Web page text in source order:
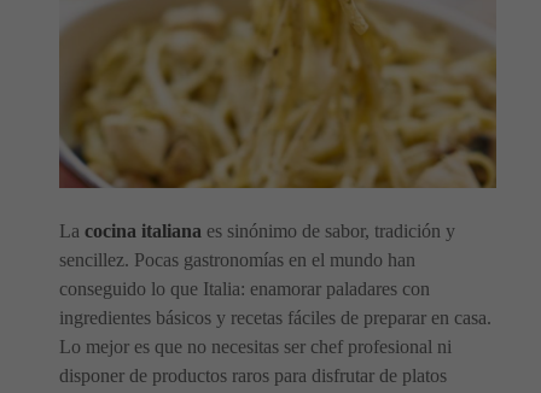
La cocina italiana es sinónimo de sabor, tradición y
sencillez. Pocas gastronomías en el mundo han
conseguido lo que Italia: enamorar paladares con
ingredientes básicos y recetas fáciles de preparar en casa.
Lo mejor es que no necesitas ser chef profesional ni
disponer de productos raros para disfrutar de platos